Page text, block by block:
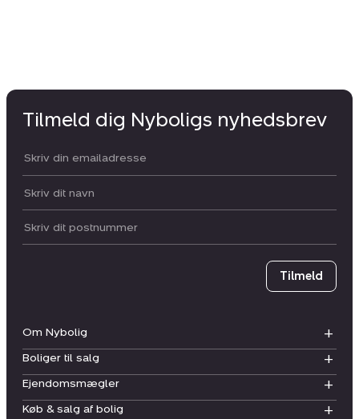
Om Nybolig
Boliger til salg
Ejendomsmægler
Køb & salg af bolig
Tilmeld dig Nyboligs nyhedsbrev
Din email:
Dit navn:
Postnummer
Tilmeld